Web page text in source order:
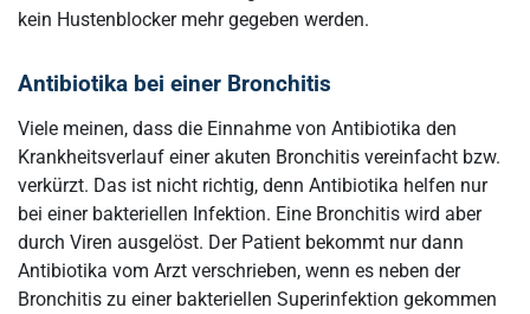
kein Hustenblocker mehr gegeben werden.
Antibiotika bei einer Bronchitis
Viele meinen, dass die Einnahme von Antibiotika den
Krankheitsverlauf einer akuten Bronchitis vereinfacht bzw.
verkürzt. Das ist nicht richtig, denn Antibiotika helfen nur
bei einer bakteriellen Infektion. Eine Bronchitis wird aber
durch Viren ausgelöst. Der Patient bekommt nur dann
Antibiotika vom Arzt verschrieben, wenn es neben der
Bronchitis zu einer bakteriellen Superinfektion gekommen